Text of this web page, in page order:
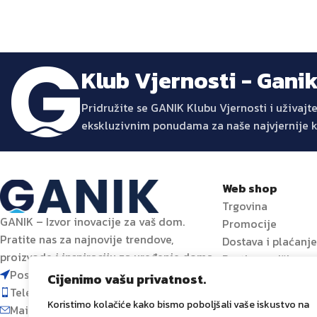
Cijenimo vašu privatnost.
Koristimo kolačiće kako bismo poboljšali vaše iskustvo na
Klub Vjernosti -
Pridružite se GANIK Klubu Vjernosti i
ekskluzivnim ponudama za naše najvjernije
GANIK – Izvor inovacije za vaš dom.
Pratite nas za najnovije trendove,
proizvode i inspiraciju za uređenje doma.
Poslovni centar 96-2, 72250 Vitez
Telefon: 063 392 382
Mail: shop@ganik.ba
Web shop
Trgovina
Promocije
Dostava i plaćanje
Prati narudžbu